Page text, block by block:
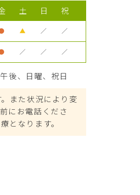
土 日
祝
▲ ／ ／
／ ／ ／
後、日曜、祝日
また状況により変
にお電話くださ
となります。